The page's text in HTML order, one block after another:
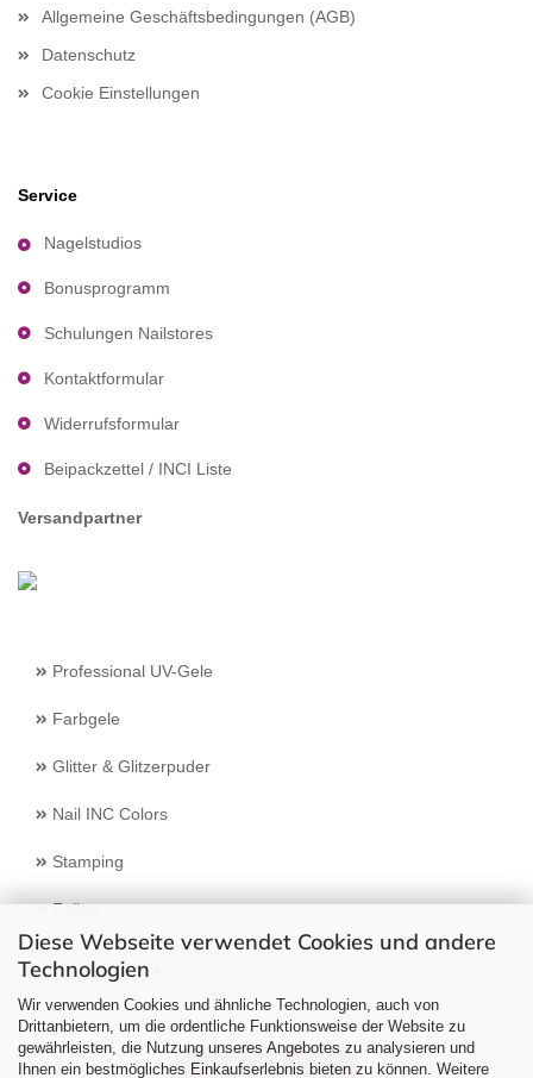
Diese Webseite verwendet Cookies und andere
Technologien
Wir verwenden Cookies und ähnliche Technologien, auch von
Drittanbietern, um die ordentliche Funktionsweise der Website zu
gewährleisten, die Nutzung unseres Angebotes zu analysieren und
Ihnen ein bestmögliches Einkaufserlebnis bieten zu können. Weitere
Allgemeine Geschäftsbedingungen (AGB)
Datenschutz
Cookie Einstellungen
Service
Nagelstudios
Bonusprogramm
Schulungen Nailstores
Kontaktformular
Widerrufsformular
Beipackzettel / INCI Liste
Versandpartner
Professional UV-Gele
Farbgele
Glitter & Glitzerpuder
Nail INC Colors
Stamping
Feilen
Select Language
Vertrag widerrufen